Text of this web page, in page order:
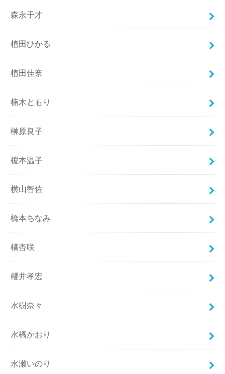
森永千才
植田ひかる
植田佳奈
楠木ともり
榊原良子
榎本温子
横山智佐
橋本ちなみ
橘杏咲
櫻井孝宏
水樹奈々
水橋かおり
水瀬いのり